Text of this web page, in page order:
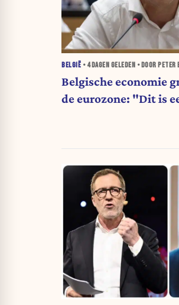
BELGIË • 4 DAGEN GELEDEN • DOOR PETER
Belgische economie
de eurozone: "Dit is